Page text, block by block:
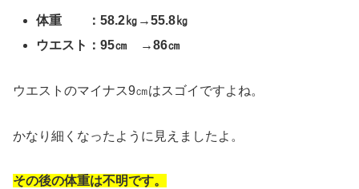
体重 ：58.2㎏→55.8㎏
ウエスト：95㎝ →86㎝
ウエストのマイナス9㎝はスゴイですよね。
かなり細くなったように見えましたよ。
その後の体重は不明です。